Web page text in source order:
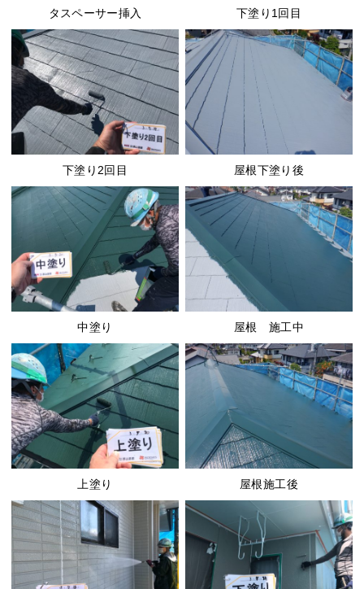
タスペーサー挿入 下塗り1回目
下塗り2回目 屋根下塗り後
中塗り 屋根 施工中
上塗り 屋根施工後